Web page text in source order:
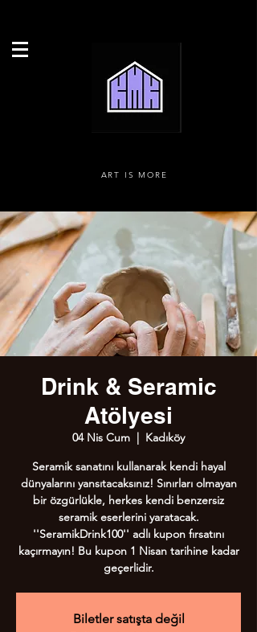
ART IS MORE
Drink & Seramic
Atölyesi
04 Nis Cum
  |
Kadıköy
Seramik sanatını kullanarak kendi hayal
dünyalarını yansıtacaksınız! Sınırları olmayan
bir özgürlükle, herkes kendi benzersiz
seramik eserlerini yaratacak.
''SeramikDrink100'' adlı kupon fırsatını
kaçırmayın! Bu kupon 1 Nisan tarihine kadar
geçerlidir.
Biletler satışta değil